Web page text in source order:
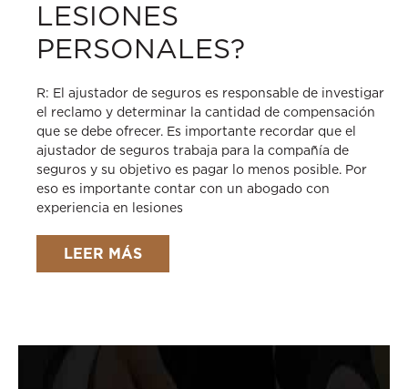
LESIONES
PERSONALES?
R: El ajustador de seguros es responsable de investigar
el reclamo y determinar la cantidad de compensación
que se debe ofrecer. Es importante recordar que el
ajustador de seguros trabaja para la compañía de
seguros y su objetivo es pagar lo menos posible. Por
eso es importante contar con un abogado con
experiencia en lesiones
LEER MÁS